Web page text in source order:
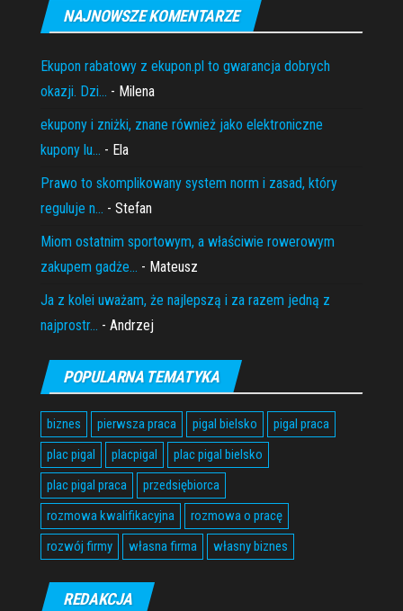
NAJNOWSZE KOMENTARZE
Ekupon rabatowy z ekupon.pl to gwarancja dobrych
okazji. Dzi... - Milena
ekupony i zniżki, znane również jako elektroniczne
kupony lu... - Ela
Prawo to skomplikowany system norm i zasad, który
reguluje n... - Stefan
Miom ostatnim sportowym, a właściwie rowerowym
zakupem gadże... - Mateusz
Ja z kolei uważam, że najlepszą i za razem jedną z
najprostr... - Andrzej
POPULARNA TEMATYKA
biznes pierwsza praca pigal bielsko
pigal praca
plac pigal
placpigal
plac pigal bielsko
plac pigal praca
przedsiębiorca
rozmowa kwalifikacyjna
rozmowa o pracę
rozwój firmy
własna firma własny biznes
REDAKCJA